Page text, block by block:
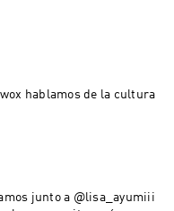
hablamos de la cultura
junto a @lisa_ayumiii